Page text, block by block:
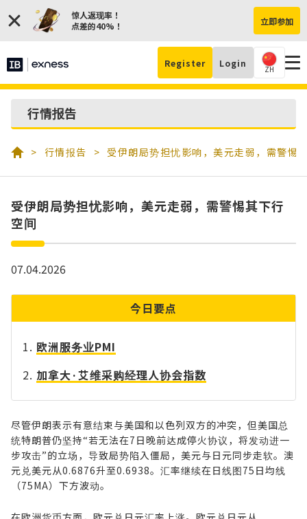
惊人返现率！
点差的40%！
立即参加
Register Login
ZH
行情报告
行情报告 受伊朗局势担忧影响，美元走弱，需警惕
受伊朗局势担忧影响，美元走弱，需警惕其下行
空间
07.04.2026
今日要点
欧洲服务业PMI
加拿大·艾维采购经理人协会指数
尽管伊朗表示有意结束与美国和以色列双方的冲突，但美国总
统特朗普仍坚持“若无法在7日晚前达成停火协议，将发动进一
步攻击”的立场，导致局势陷入僵局，美元与日元同步走软。澳
元兑美元从0.6876升至0.6938。汇率继续在日线图75日均线
（75MA）下方波动。